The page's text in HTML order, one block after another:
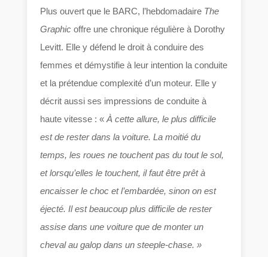
Plus ouvert que le BARC, l’hebdomadaire The
Graphicoffre une chronique régulière à Dorothy
Levitt. Elle y défend le droit à conduire des
femmes et démystifie à leur intention la conduite
et la prétendue complexité d’un moteur. Elle y
décrit aussi ses impressions de conduite à
haute vitesse : «À cette allure, le plus difficile
est de rester dans la voiture. La moitié du
temps, les roues ne touchent pas du tout le sol,
et lorsqu’elles le touchent, il faut être prêt à
encaisser le choc et l’embardée, sinon on est
éjecté. Il est beaucoup plus difficile de rester
assise dans une voiture que de monter un
cheval au galop dans un steeple-chase. »